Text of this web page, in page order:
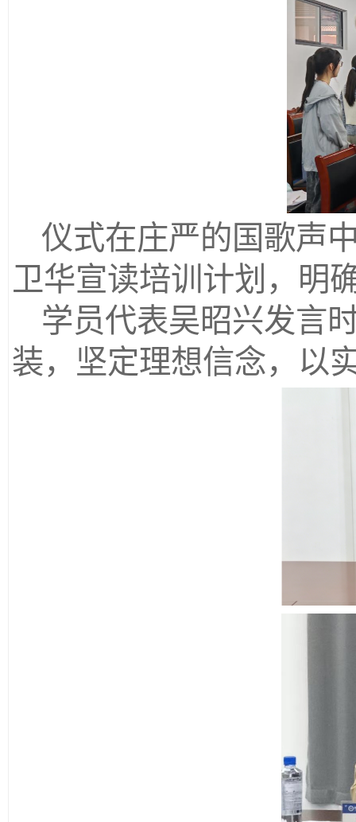
仪式在庄严的国歌声
卫华宣读培训计划，明
学员代表吴昭兴发言
装，坚定理想信念，以